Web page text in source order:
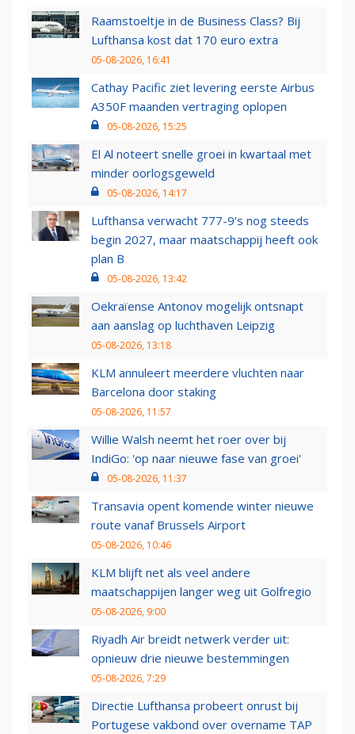
Raamstoeltje in de Business Class? Bij
Lufthansa kost dat 170 euro extra
05-08-2026, 16:41
Cathay Pacific ziet levering eerste Airbus
A350F maanden vertraging oplopen
05-08-2026, 15:25
El Al noteert snelle groei in kwartaal met
minder oorlogsgeweld
05-08-2026, 14:17
Lufthansa verwacht 777-9’s nog steeds
begin 2027, maar maatschappij heeft ook
plan B
05-08-2026, 13:42
Oekraïense Antonov mogelijk ontsnapt
aan aanslag op luchthaven Leipzig
05-08-2026, 13:18
KLM annuleert meerdere vluchten naar
Barcelona door staking
05-08-2026, 11:57
Willie Walsh neemt het roer over bij
IndiGo: 'op naar nieuwe fase van groei'
05-08-2026, 11:37
Transavia opent komende winter nieuwe
route vanaf Brussels Airport
05-08-2026, 10:46
KLM blijft net als veel andere
maatschappijen langer weg uit Golfregio
05-08-2026, 9:00
Riyadh Air breidt netwerk verder uit:
opnieuw drie nieuwe bestemmingen
05-08-2026, 7:29
Directie Lufthansa probeert onrust bij
Portugese vakbond over overname TAP